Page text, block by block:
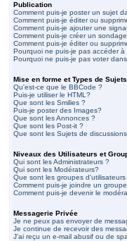
Publication
Comment puis-je poster un sujet
Comment puis-je éditer ou
Comment puis-je ajouter une
Comment puis-je créer un
Comment puis-je éditer ou
Pourquoi ne puis-je pas accéder à
Pourquoi ne puis-je pas voter
Mise en forme et Types de Sujets
Qu'est-ce que le BBCode ?
Puis-je utiliser le HTML?
Que sont les Smilies ?
Puis-je poster des Images?
Que sont les Annonces ?
Que sont les Post-it ?
Que sont les Sujets de
Niveaux des Utilisateurs et
Qui sont les Administrateurs ?
Qui sont les Modérateurs?
Que sont les groupes d'utilisateurs
Comment puis-je joindre un
Comment puis-je devenir le
Messagerie Privée
Je ne peux pas envoyer de
Je continue de recevoir des
J'ai reçu un e-mail abusif ou de